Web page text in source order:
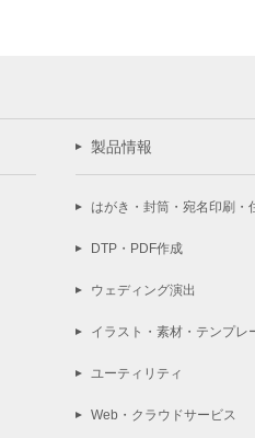
製品情報
はがき・封筒・宛名印刷・
DTP・PDF作成
ウェディング演出
イラスト・素材・テンプレ
ユーティリティ
Web・クラウドサービス